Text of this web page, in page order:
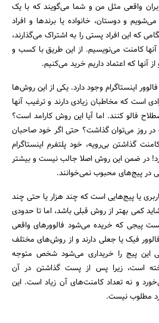
جستجو
واقعی مثل من و شما می‌گویند که با یک
و دوستان، خانواده یا برندها و افراد
که این افراد پستی را به اشتراک می‌گذارند،
کامنت می‌نویسیم. از این طریق با کسب و
آنها که اعتماد داریم خرید می‌کنیم.
اینستاگرام وجود دارد. یکی از این روش‌ها
است که مخاطبان زیادی دارند و ترغیب آنها
فالو کنند. اما آیا این روش کارامد است؟
در روز می‌توان گذاشت؟ حتی اگر خود صاحبان
گذاشتن بی‌رویه، خود پلتفرم اینستاگرام
در ضمن این روش اصلا جالب نیست و بیشتر
در پیج‌های محبوب‌ نمی‌خوانند.
یا پیج‌هایی است که چند هزار یا حتی چند
کمی بهتر از روش قبلی باشد، اما تا حدودی
پیجی که خریده‌ می‌شود فالوورهای واقعی
فیک یا جعلی دارند و از روش‌های مختلف
این پیج را خریداری می‌شود شخص متوجه
است، زیرا پس از پست گذاشتن در آن
و نه تعداد کامنت‌های آن زیاد است. این
مطلوب نیست.